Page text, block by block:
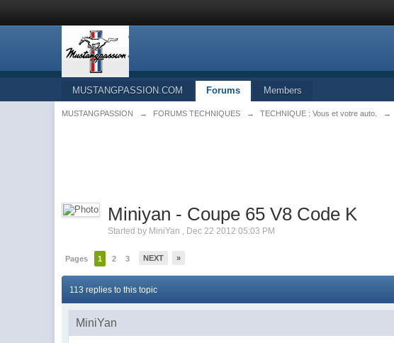
MUSTANGPASSION.COM Forums Members
MUSTANGPASSION → FORUMS TECHNIQUES → TECHNIQUE : Vous et votre auto. →
Miniyan - Coupe 65 V8 Code K
Started by MiniYan , Dec 22 2012 05:03 PM
Pages 1 2 3 NEXT »
113 replies to this topic
MiniYan